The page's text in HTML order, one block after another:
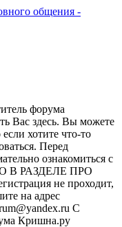
форума
Вас здесь. Вы можете
хотите что-то
Перед
ознакомиться с
В РАЗДЕЛЕ ПРО
не проходит,
на адрес
С
Кришна.ру